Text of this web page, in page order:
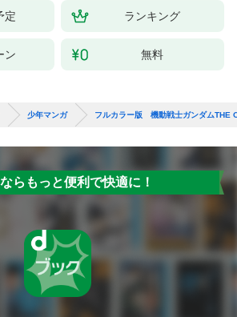
（１）
定 ランキング
ン 無料
少年マンガ フルカラー版 機動戦士ガンダムTHE
らもっと便利で快適に！